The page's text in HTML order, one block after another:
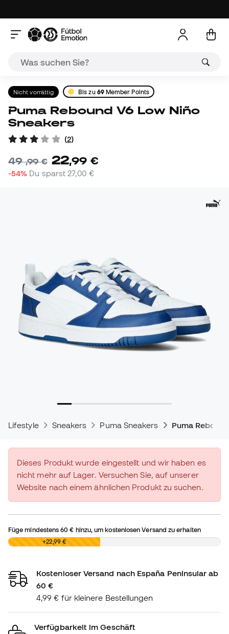
Nicht vorrättig Bis zu 69Member Points
Puma Rebound V6 Low Niño
Sneakers
(2)
49,99 € 22,99 €
-54% Du sparst 27,00 €
Lifestyle Sneakers Puma Sneakers Puma
Dieses Produkt wurde eingestellt und wir haben es
nicht mehr auf Lager. Versuchen Sie, auf unserer
Website nach einem ähnlichen Produkt zu suchen.
Füge mindestens60 € hinzu, um kostenlosen Versand zu erhalten
0,00 € +22,99 €
Kostenloser Versand nach España Peninsular ab
60 €
4,99 € für kleinere Bestellungen
Verfügbarkeit im Geschäft